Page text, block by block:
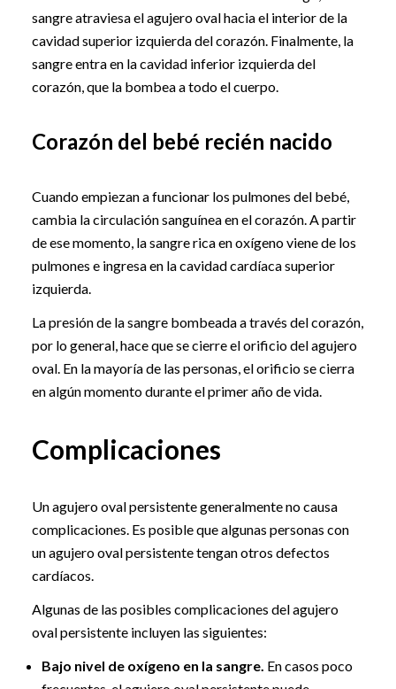
sangre atraviesa el agujero oval hacia el interior de la
cavidad superior izquierda del corazón. Finalmente, la
sangre entra en la cavidad inferior izquierda del
corazón, que la bombea a todo el cuerpo.
Corazón del bebé recién nacido
Cuando empiezan a funcionar los pulmones del bebé,
cambia la circulación sanguínea en el corazón. A partir
de ese momento, la sangre rica en oxígeno viene de los
pulmones e ingresa en la cavidad cardíaca superior
izquierda.
La presión de la sangre bombeada a través del corazón,
por lo general, hace que se cierre el orificio del agujero
oval. En la mayoría de las personas, el orificio se cierra
en algún momento durante el primer año de vida.
Complicaciones
Un agujero oval persistente generalmente no causa
complicaciones. Es posible que algunas personas con
un agujero oval persistente tengan otros defectos
cardíacos.
Algunas de las posibles complicaciones del agujero
oval persistente incluyen las siguientes:
Bajo nivel de oxígeno en la sangre. En casos poco